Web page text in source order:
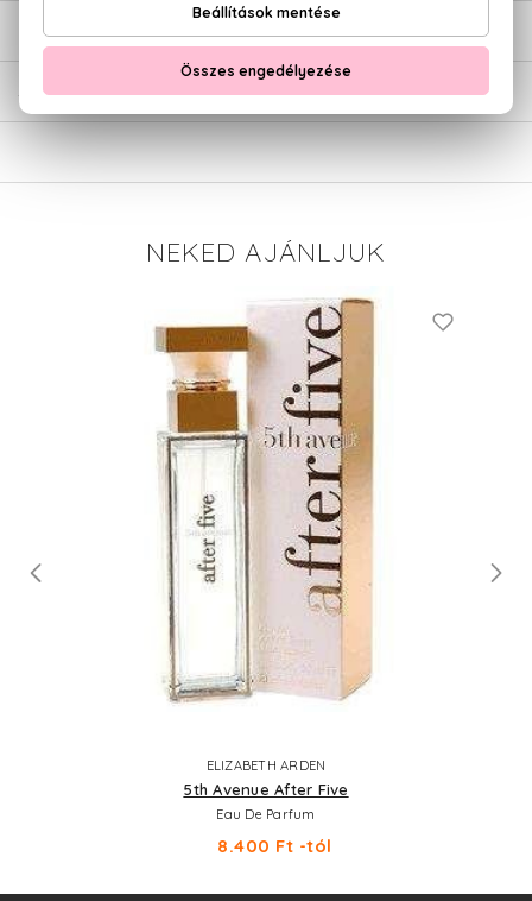
ÉRTÉKELÉSEK (0)
SZÁLLÍTÁS
NEKED AJÁNLJUK
ELIZABETH ARDEN
5th Avenue After Five
Eau De Parfum
8.400 Ft -tól